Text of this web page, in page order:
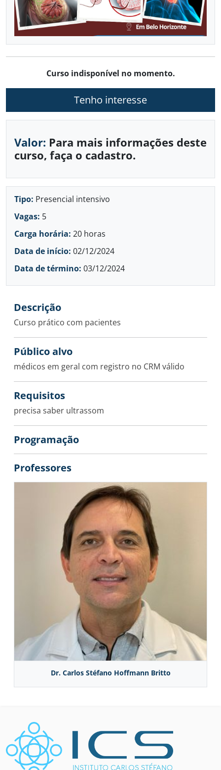
Curso indisponível no momento.
Tenho interesse
Valor: Para mais informações deste
curso, faça o cadastro.
Tipo: Presencial intensivo
Vagas: 5
Carga horária: 20 horas
Data de início: 02/12/2024
Data de término: 03/12/2024
Descrição
Curso prático com pacientes
Público alvo
médicos em geral com registro no CRM válido
Requisitos
precisa saber ultrassom
Programação
Professores
Dr. Carlos Stéfano Hoffmann Britto